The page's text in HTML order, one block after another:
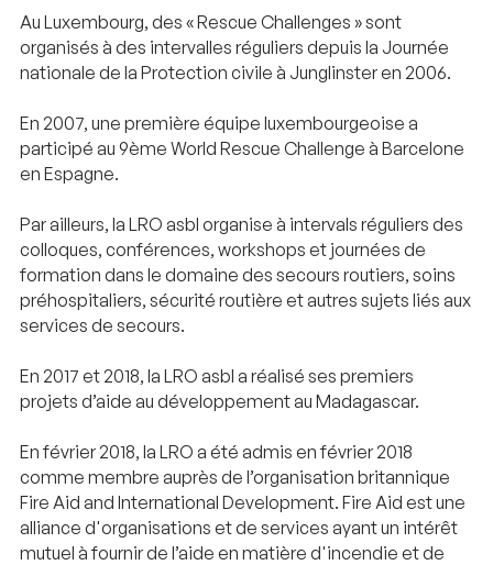
Au Luxembourg, des « Rescue Challenges » sont
organisés à des intervalles réguliers depuis la Journée
nationale de la Protection civile à Junglinster en 2006.
En 2007, une première équipe luxembourgeoise a
participé au 9ème World Rescue Challenge à Barcelone
en Espagne.
Par ailleurs, la LRO asbl organise à intervals réguliers des
colloques, conférences, workshops et journées de
formation dans le domaine des secours routiers, soins
préhospitaliers, sécurité routière et autres sujets liés aux
services de secours.
En 2017 et 2018, la LRO asbl a réalisé ses premiers
projets d’aide au développement au Madagascar.
En février 2018, la LRO a été admis en février 2018
comme membre auprès de l’organisation britannique
Fire Aid and International Development. Fire Aid est une
alliance d'organisations et de services ayant un intérêt
mutuel à fournir de l’aide en matière d'incendie et de